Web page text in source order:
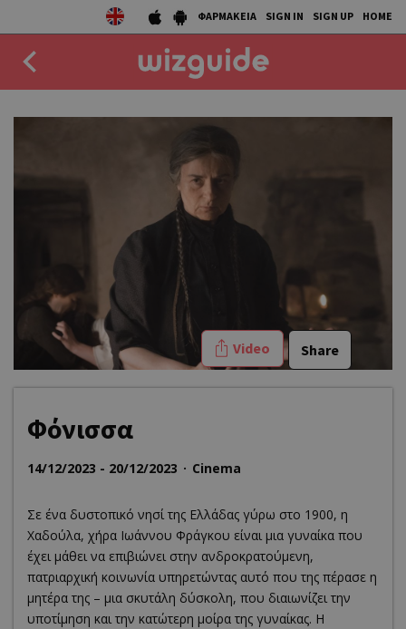
ΦΑΡΜΑΚΕΙΑ SIGN IN SIGN UP HOME
COLLECTIONS
STORIES
NEWS
Video Share
Φόνισσα
14/12/2023 - 20/12/2023 Cinema
Σε ένα δυστοπικό νησί της Ελλάδας γύρω στο 1900, η
Χαδούλα, χήρα Ιωάννου Φράγκου είναι μια γυναίκα που
έχει μάθει να επιβιώνει στην ανδροκρατούμενη,
πατριαρχική κοινωνία υπηρετώντας αυτό που της πέρασε η
μητέρα της – μια σκυτάλη δύσκολη, που διαιωνίζει την
υποτίμηση και την κατώτερη μοίρα της γυναίκας. Η